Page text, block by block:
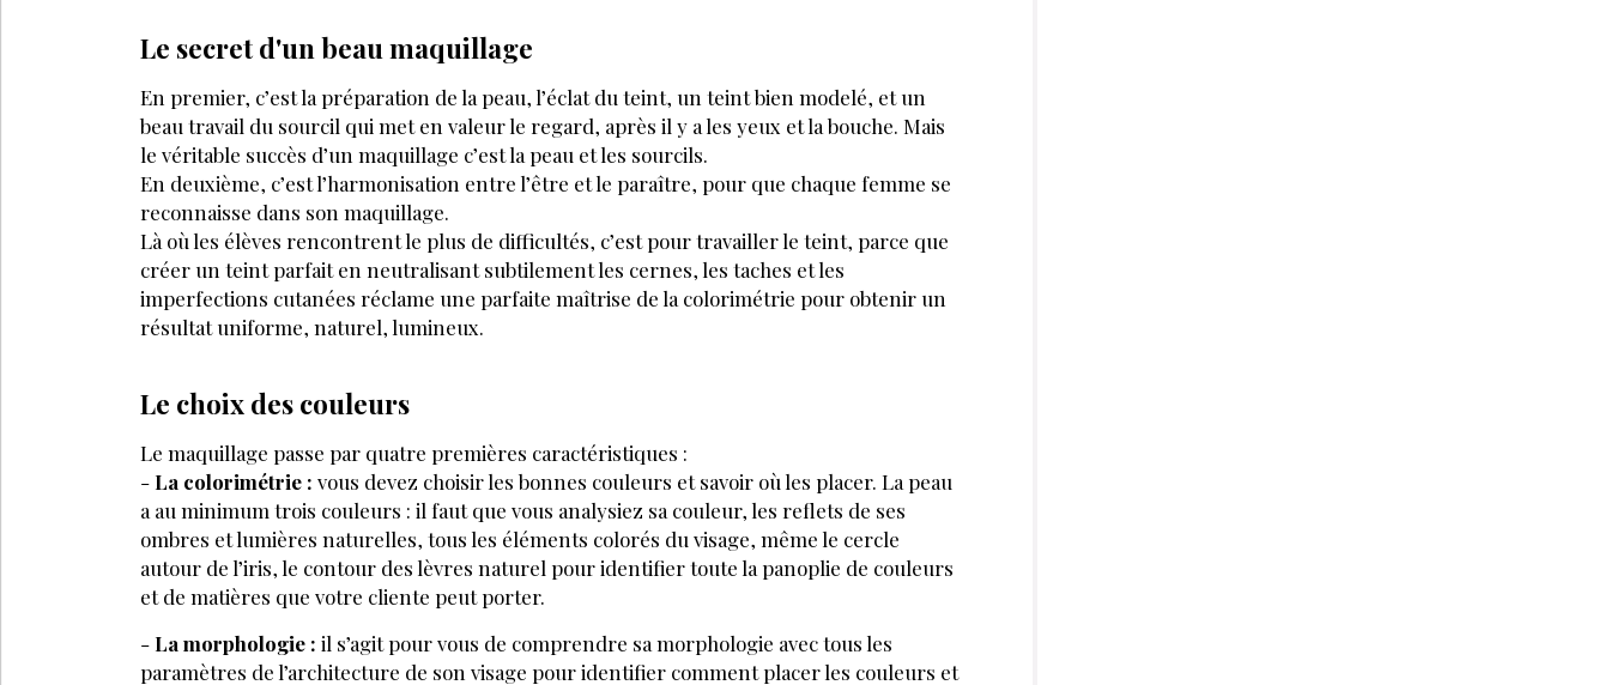
VISAGE JUIN 2026
Esthéticienne : optez
pour la naturopathie
pour traiter les
problèmes cutanés
de vos clientes
VISAGE JUIN 2019
Comment conseiller
efficacement un soin
clientes ?
VISAGE DÉCEMBRE 2022
connaissez-vous
du collagène ?
POUR ALLER PLUS LOIN :
VOD/USB
Massage Quatre
Saisons
HIDEMI MORIMASA
VOD/USB
L'ovale parfait
VOD/USB
Beauté du regard